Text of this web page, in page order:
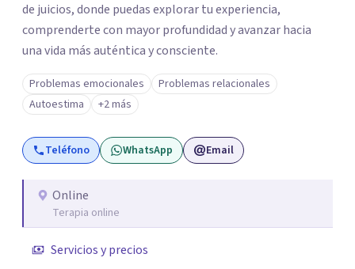
de juicios, donde puedas explorar tu experiencia,
comprenderte con mayor profundidad y avanzar hacia
una vida más auténtica y consciente.
Problemas emocionales
Problemas relacionales
Autoestima
+2 más
Teléfono WhatsApp Email
Online
Terapia online
Servicios y precios